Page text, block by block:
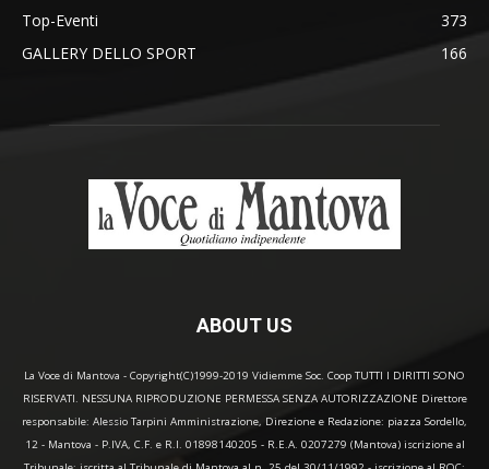
Top-Eventi
373
GALLERY DELLO SPORT
166
ABOUT US
La Voce di Mantova - Copyright(C)1999-2019 Vidiemme Soc. Coop TUTTI I DIRITTI SONO
RISERVATI. NESSUNA RIPRODUZIONE PERMESSA SENZA AUTORIZZAZIONE Direttore
responsabile: Alessio Tarpini Amministrazione, Direzione e Redazione: piazza Sordello,
12 - Mantova - P.IVA, C.F. e R.I. 01898140205 - R.E.A. 0207279 (Mantova) iscrizione al